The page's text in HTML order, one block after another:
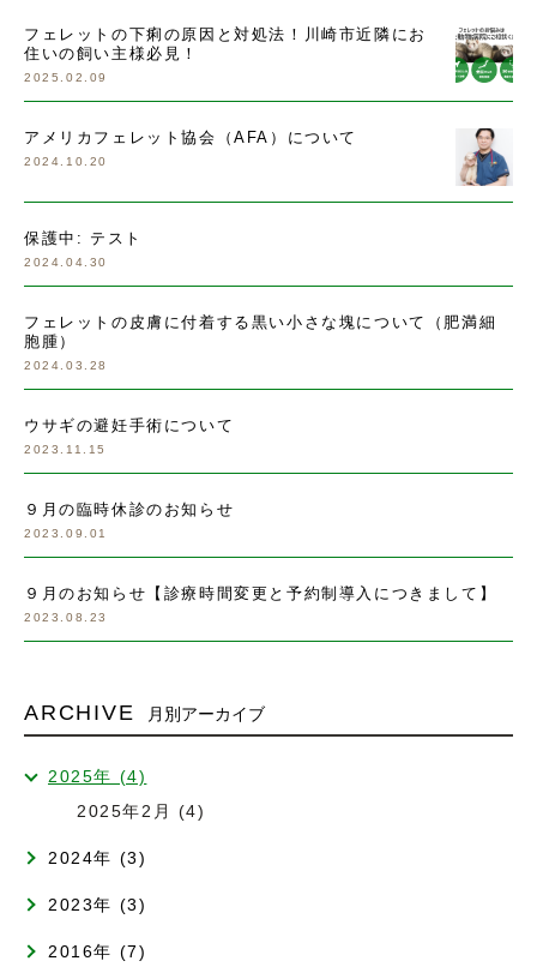
フェレットの下痢の原因と対処法！川崎市近隣にお
住いの飼い主様必見！
2025.02.09
アメリカフェレット協会（AFA）について
2024.10.20
保護中: テスト
2024.04.30
フェレットの皮膚に付着する黒い小さな塊について（肥満細
胞腫）
2024.03.28
ウサギの避妊手術について
2023.11.15
９月の臨時休診のお知らせ
2023.09.01
９月のお知らせ【診療時間変更と予約制導入につきまして】
2023.08.23
ARCHIVE 月別アーカイブ
2025年 (4)
2025年2月 (4)
2024年 (3)
2023年 (3)
2016年 (7)